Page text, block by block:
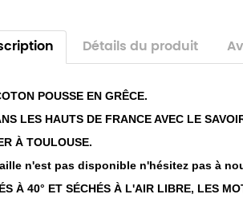
Détails du produit
POUSSE EN GRÊCE.
LES HAUTS DE FRANCE AVEC LE
À TOULOUSE.
n'est pas disponible n'hésitez pas à
À 40° ET SÉCHÉS À L'AIR LIBRE, LES